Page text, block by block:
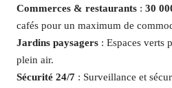
Commerces & restaurants : 30
cafés pour un maximum de
Jardins paysagers : Espaces verts
plein air.
Sécurité 24/7 : Surveillance et